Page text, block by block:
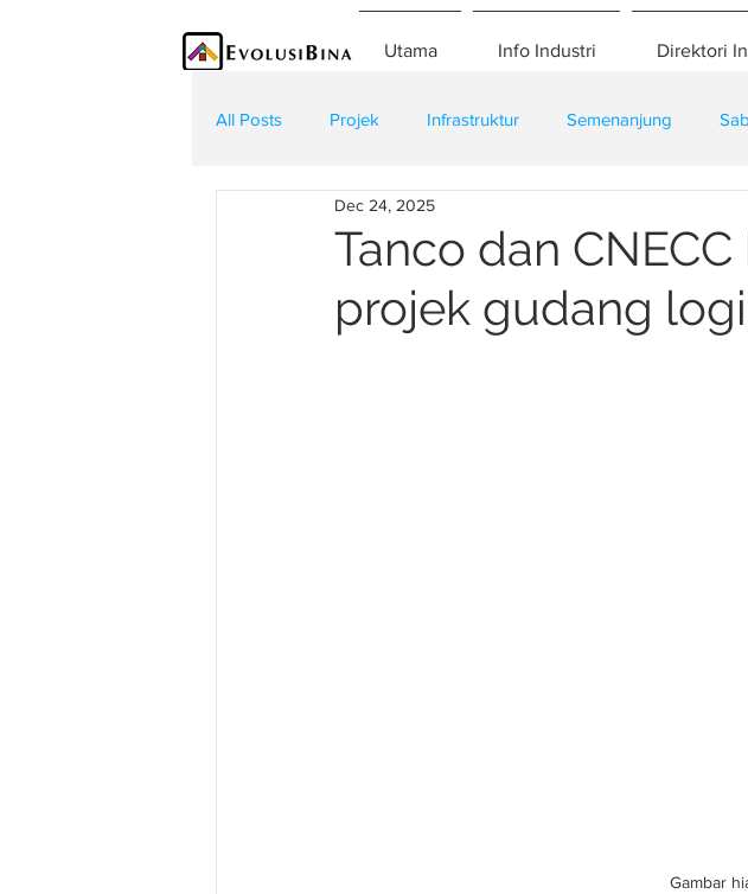
Utama Info Industri Direktori
All Posts Projek Infrastruktur Semenanjung
Teknologi Kontraktor
Tanco dan
projek gudang
Dec 24, 2025
Gambar